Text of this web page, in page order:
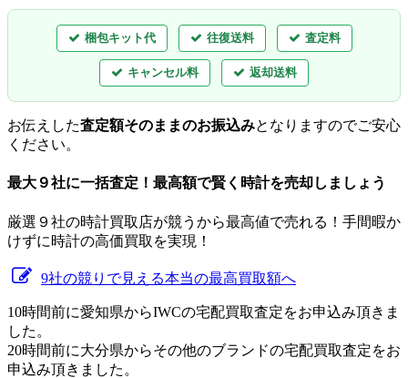
梱包キット代 往復送料 査定料
キャンセル料 返却送料
お伝えした査定額そのままのお振込みとなりますのでご安心
ください。
最大９社に一括査定！ 最高額で賢く時計を売却しましょう
厳選９社の時計買取店が競うから最高値で売れる！手間暇か
けずに時計の高価買取を実現！
9社の競りで見える本当の最高買取額へ
10時間前に愛知県からIWCの宅配買取査定をお申込み頂きま
した。
20時間前に大分県からその他のブランドの宅配買取査定をお
申込み頂きました。